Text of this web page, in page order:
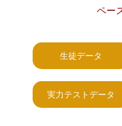
ペー
生徒データ
実力テストデータ